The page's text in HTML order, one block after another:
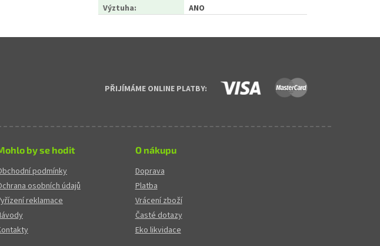
Výztuha: ANO
PŘIJÍMÁME ONLINE PLATBY:
by se hodit
podmínky
osobních údajů
reklamace
O nákupu
Doprava
Platba
Vrácení zboží
Časté dotazy
Eko likvidace